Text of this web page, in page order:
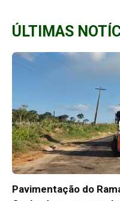
ÚLTIMAS
Pavimentação do